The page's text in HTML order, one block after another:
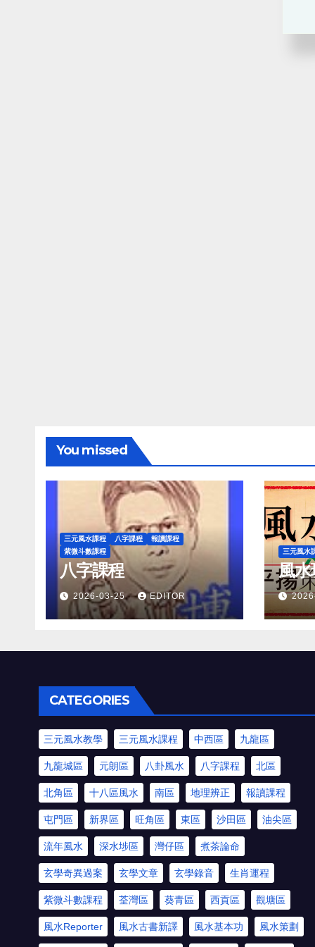
You missed
三元風水課程 八字課程
報讀課程
紫微斗數課程
八字課程
2026-03-25 EDITOR
三元風水
風水
CATEGORIES
三元風水教學 三元風水課程 中西區 九龍區
九龍城區 元朗區 八卦風水 八字課程 北區
北角區 十八區風水 南區 地理辨正 報讀課程
屯門區 新界區 旺角區 東區 沙田區 油尖區
流年風水 深水埗區 灣仔區 煮茶論命
玄學奇異過案 玄學文章 玄學錄音 生肖運程
紫微斗數課程 荃灣區 葵青區 西貢區 觀塘區
風水Reporter 風水古書新譯 風水基本功 風水策劃